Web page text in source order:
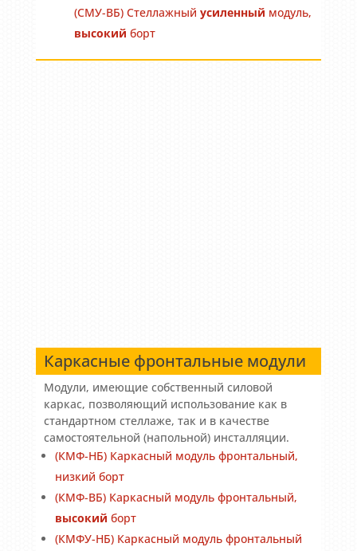
(СМУ-ВБ) Стеллажный усиленный модуль,
высокий борт
Каркасные фронтальные модули
Модули, имеющие собственный силовой
каркас, позволяющий использование как в
стандартном стеллаже, так и в качестве
самостоятельной (напольной) инсталляции.
(КМФ-НБ) Каркасный модуль фронтальный,
низкий борт
(КМФ-ВБ) Каркасный модуль фронтальный,
высокий борт
(КМФУ-НБ) Каркасный модуль фронтальный